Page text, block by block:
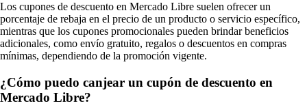
Los cupones de descuento en Mercado Libre suelen ofrecer un
porcentaje de rebaja en el precio de un producto o servicio específico,
mientras que los cupones promocionales pueden brindar beneficios
adicionales, como envío gratuito, regalos o descuentos en compras
mínimas, dependiendo de la promoción vigente.
¿Cómo puedo canjear un cupón de descuento en
Mercado Libre?